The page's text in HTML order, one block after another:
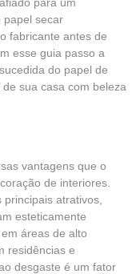
papel secar
fabricante antes de
esse guia passo a
do papel de
sua casa com beleza
vantagens que o
de interiores.
atrativos,
esteticamente
áreas de alto
residências e
desgaste é um fator